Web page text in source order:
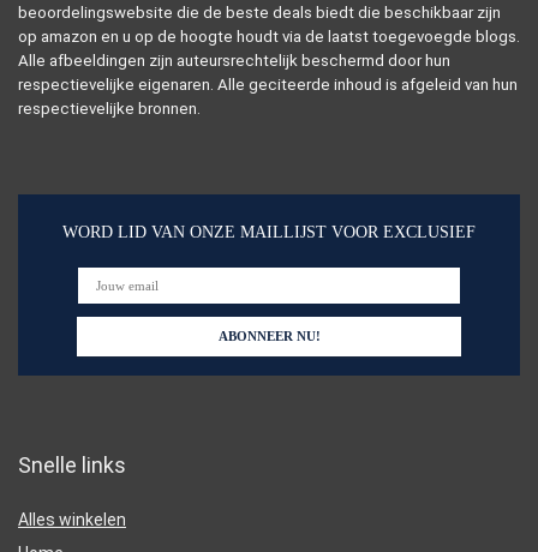
beoordelingswebsite die de beste deals biedt die beschikbaar zijn
op amazon en u op de hoogte houdt via de laatst toegevoegde blogs.
Alle afbeeldingen zijn auteursrechtelijk beschermd door hun
respectievelijke eigenaren. Alle geciteerde inhoud is afgeleid van hun
respectievelijke bronnen.
WORD LID VAN ONZE MAILLIJST VOOR EXCLUSIEF
Snelle links
Alles winkelen